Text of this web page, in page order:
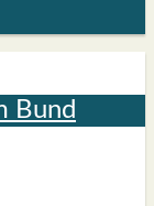
Bund